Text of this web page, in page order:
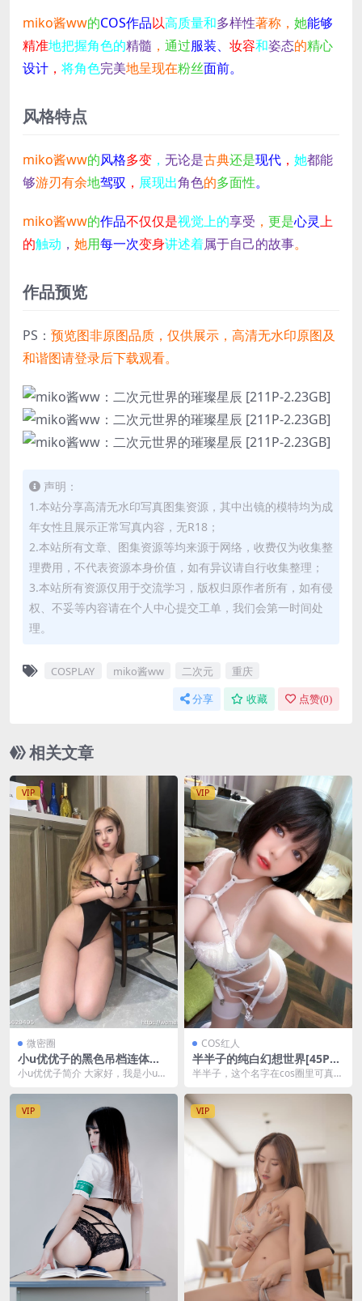
miko酱ww的COS作品以高质量和多样性著称， 她能够
精准地把握角色的精髓 ， 通过服装、 妆容和姿态的精心
设计 ， 将角色完美地呈现在粉丝面前。
风格特点
miko酱ww的风格多变 ， 无论是古典还是现代 ， 她都能
够游刃有余地驾驭 ， 展现出角色的多面性。
miko酱ww的作品不仅仅是视觉上的享受 ， 更是心灵上
的触动 ， 她用每一次变身讲述着属于自己的故事。
作品预览
PS： 预览图非原图品质，仅供展示，高清无水印原图及
和谐图请登录后下载观看。
声明：
1.本站分享高清无水印写真图集资源，其中出镜的模特均为成
年女性且展示正常写真内容，无R18；
2.本站所有文章、图集资源等均来源于网络，收费仅为收集整
理费用，不代表资源本身价值，如有异议请自行收集整理；
3.本站所有资源仅用于交流学习，版权归原作者所有，如有侵
权、不妥等内容请在个人中心提交工单，我们会第一时间处
理。
COSPLAY miko酱ww 二次元 重庆
分享 收藏 点赞(0)
相关文章
VIP
微密圈
小u优优子的黑色吊档连体衣
魅力秀 [12P-19M]
小u优优子简介 大家好，我是小u优
今天，我...
VIP
COS红人
半半子的纯白幻想世界[45P1V
-107MB]
半半子，这个名字在cos圈里可真是
y爱好者...
VIP VIP